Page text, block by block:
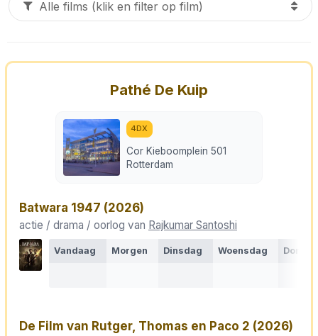
Pathé De Kuip
4DX
Cor Kieboomplein 501
Rotterdam
Batwara 1947 (2026)
actie / drama / oorlog van Rajkumar Santoshi
Vandaag Morgen Dinsdag Woensdag
De Film van Rutger, Thomas en Paco 2 (2026)